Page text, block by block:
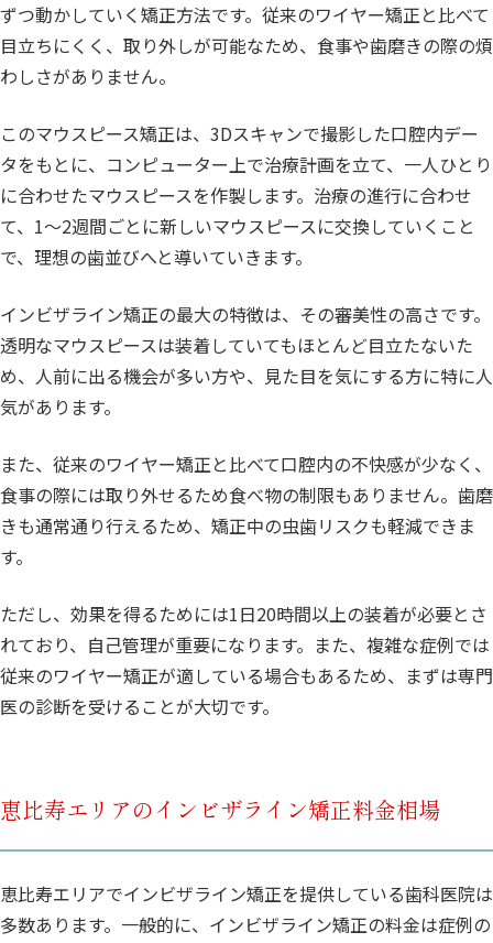
ずつ動かしていく矯正方法です。従来のワイヤー矯正と比べて
目立ちにくく、取り外しが可能なため、食事や歯磨きの際の煩
わしさがありません。
このマウスピース矯正は、3Dスキャンで撮影した口腔内デー
タをもとに、コンピューター上で治療計画を立て、一人ひとり
に合わせたマウスピースを作製します。治療の進行に合わせ
て、1〜2週間ごとに新しいマウスピースに交換していくこと
で、理想の歯並びへと導いていきます。
インビザライン矯正の最大の特徴は、その審美性の高さです。
透明なマウスピースは装着していてもほとんど目立たないた
め、人前に出る機会が多い方や、見た目を気にする方に特に人
気があります。
また、従来のワイヤー矯正と比べて口腔内の不快感が少なく、
食事の際には取り外せるため食べ物の制限もありません。歯磨
きも通常通り行えるため、矯正中の虫歯リスクも軽減できま
す。
ただし、効果を得るためには1日20時間以上の装着が必要とさ
れており、自己管理が重要になります。また、複雑な症例では
従来のワイヤー矯正が適している場合もあるため、まずは専門
医の診断を受けることが大切です。
恵比寿エリアのインビザライン矯正料金相場
恵比寿エリアでインビザライン矯正を提供している歯科医院は
多数あります。一般的に、インビザライン矯正の料金は症例の